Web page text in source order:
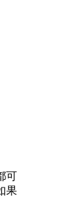
可
果